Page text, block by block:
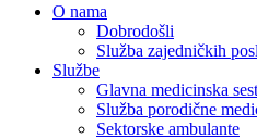
O nama
Dobrodošli
Služba zajedničkih
Službe
Glavna medicinska
Služba porodične
Sektorske ambulante